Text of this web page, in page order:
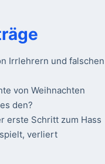
Irrlehrern und falschen
von Weihnachten
den?
erste Schritt zum Hass
verliert